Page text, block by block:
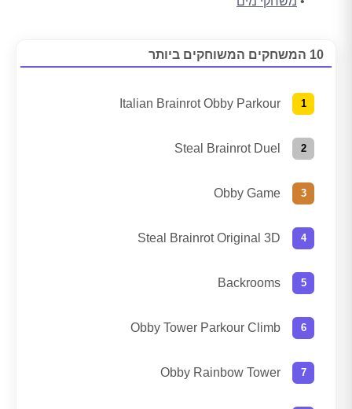
10 המשחקים המשוחקים ביותר
Italian Brainrot Obby Parkour
Steal Brainrot Duel
Obby Game
Steal Brainrot Original 3D
Backrooms
Obby Tower Parkour Climb
Obby Rainbow Tower